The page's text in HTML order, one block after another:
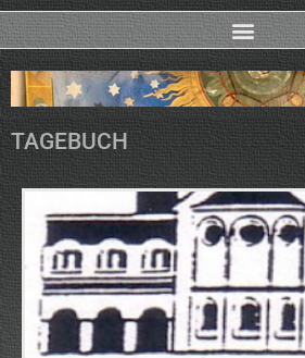
TAGEBUCH